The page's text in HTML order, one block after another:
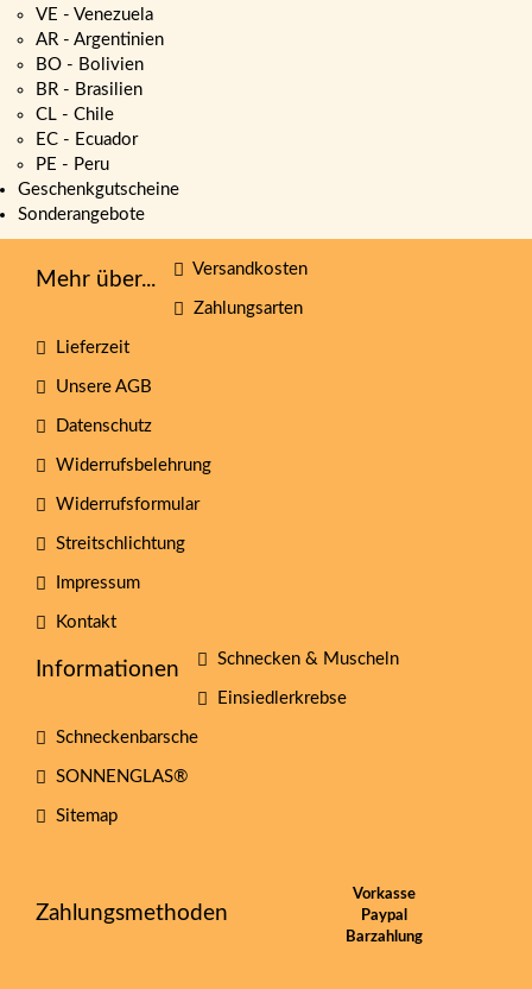
VE - Venezuela
AR - Argentinien
BO - Bolivien
BR - Brasilien
CL - Chile
EC - Ecuador
PE - Peru
Geschenkgutscheine
Sonderangebote
Mehr über... Versandkosten
Zahlungsarten
Lieferzeit
Unsere AGB
Datenschutz
Widerrufsbelehrung
Widerrufsformular
Streitschlichtung
Impressum
Kontakt
Informationen Schnecken & Muscheln
Einsiedlerkrebse
Schneckenbarsche
SONNENGLAS®
Sitemap
Zahlungsmethoden
Vorkasse
Paypal
Barzahlung